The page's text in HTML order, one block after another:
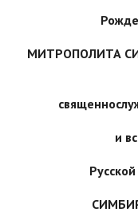
МИТРОПОЛИТА
и